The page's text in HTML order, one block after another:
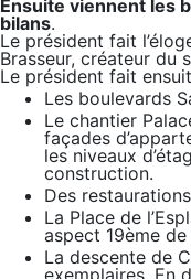
Ensuite viennent les
bilans.
Le président fait
Brasseur, créateur du
Le président fait
Les boulevards
Le chantier
façades
les niveaux
construction.
Des
La Place de
aspect 19ème
La descente de